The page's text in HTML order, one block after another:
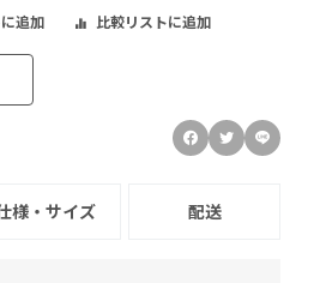
追加 比較リストに追加
様・サイズ 配送